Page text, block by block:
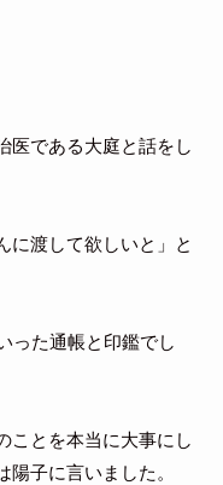
医である大庭と話をし
に渡して欲しいと」と
った通帳と印鑑でし
ことを本当に大事にし
子に言いました。